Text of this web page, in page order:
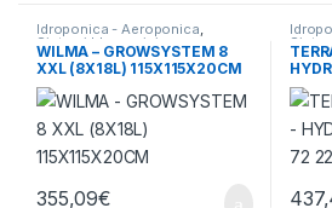
Idroponica - Aeroponica,
Sistemi Idroponici
WILMA – GROWSYSTEM 8
XXL (8X18L) 115X115X20CM
355,09€
220